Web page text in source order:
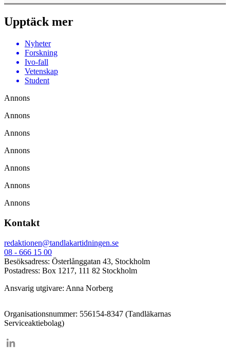
Upptäck mer
Nyheter
Forskning
Ivo-fall
Vetenskap
Student
Annons
Annons
Annons
Annons
Annons
Annons
Annons
Kontakt
redaktionen@tandlakartidningen.se
08 - 666 15 00
Besöksadress: Österlånggatan 43, Stockholm
Postadress: Box 1217, 111 82 Stockholm
Ansvarig utgivare: Anna Norberg
Organisationsnummer: 556154-8347 (Tandläkarnas
Serviceaktiebolag)